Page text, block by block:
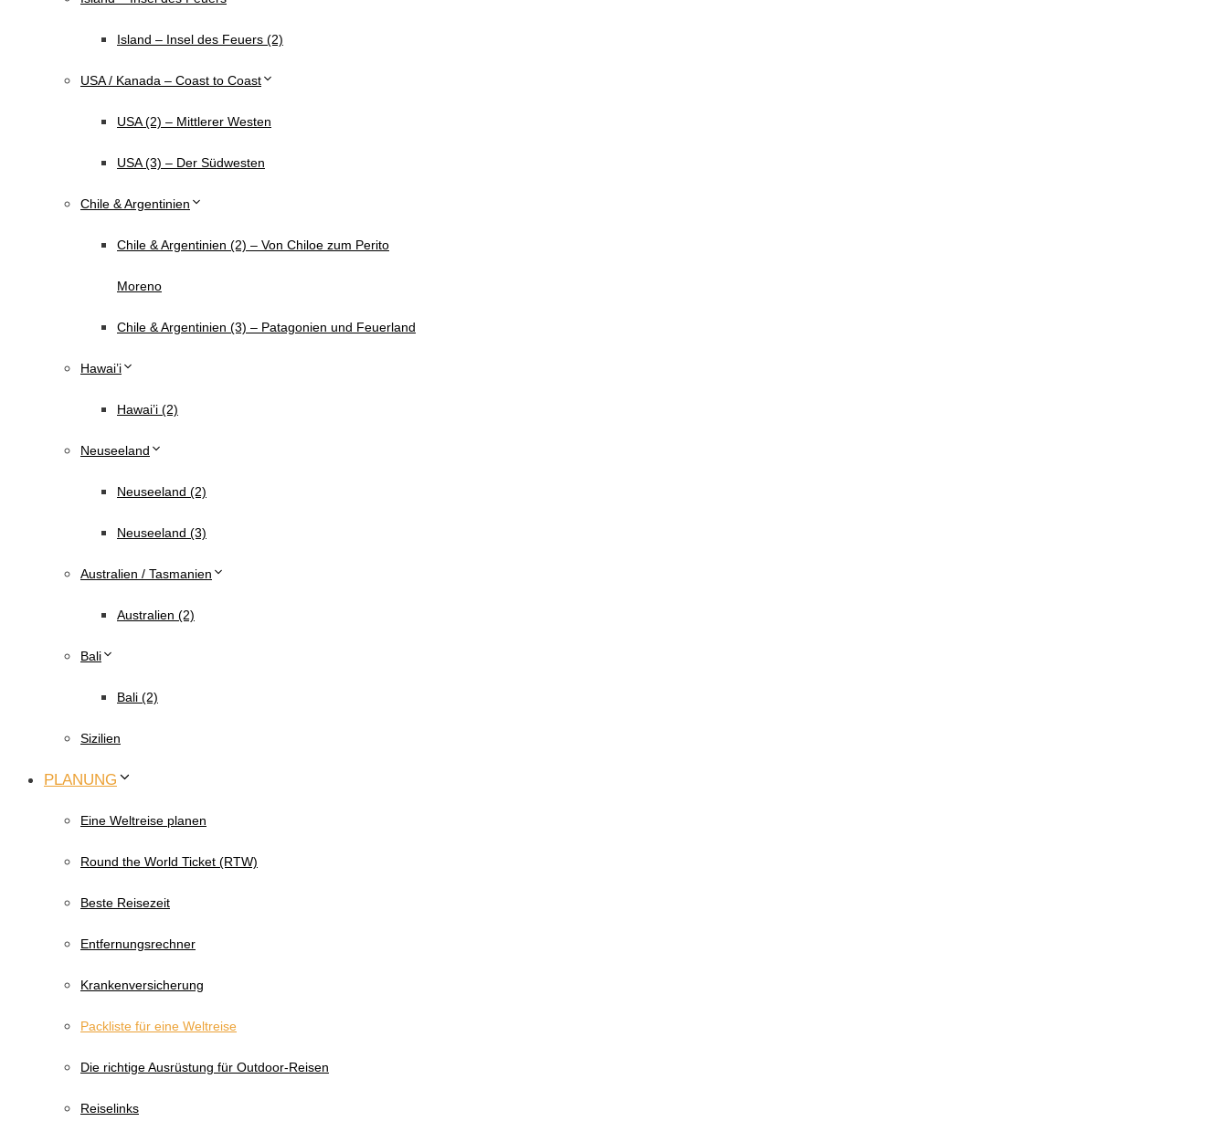
Island – Insel des Feuers (2)
USA / Kanada – Coast to Coast
USA (2) – Mittlerer Westen
USA (3) – Der Südwesten
Chile & Argentinien
Chile & Argentinien (2) – Von Chiloe zum Perito
Moreno
Chile & Argentinien (3) – Patagonien und Feuerland
Hawai’i
Hawai’i (2)
Neuseeland
Neuseeland (2)
Neuseeland (3)
Australien / Tasmanien
Australien (2)
Bali
Bali (2)
Sizilien
PLANUNG
Eine Weltreise planen
Round the World Ticket (RTW)
Beste Reisezeit
Entfernungsrechner
Krankenversicherung
Packliste für eine Weltreise
Die richtige Ausrüstung für Outdoor-Reisen
Reiselinks